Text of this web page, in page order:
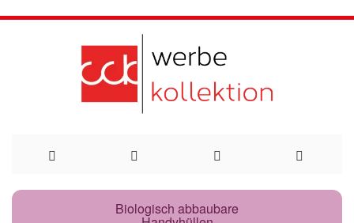
Direkt
Biologisch abbaubare